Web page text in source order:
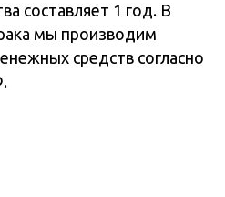
составляет 1 год. В
мы производим
средств согласно